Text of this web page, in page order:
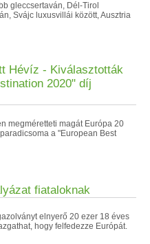
gleccsertaván, Dél-Tirol
Svájc luxusvillái között, Ausztria
Hévíz - Kiválasztották
2020" díj
megméretteti magát Európa 20
a "European Best
fiataloknak
elnyerő 20 ezer 18 éves
hogy felfedezze Európát.